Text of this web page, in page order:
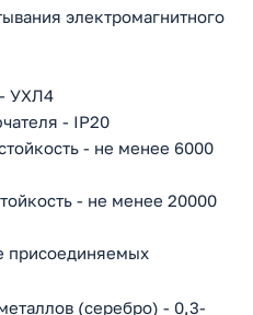
электромагнитного
- УХЛ4
- IP20
- не менее 6000
- не менее 20000
присоединяемых
(серебро) - 0,3-